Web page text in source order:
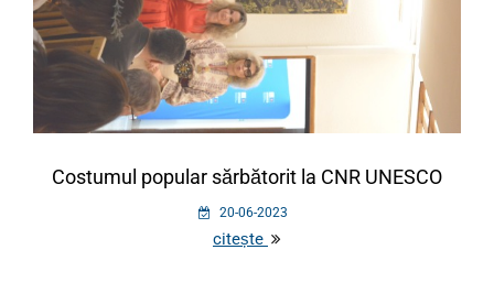
Costumul popular sărbătorit la CNR UNESCO
20-06-2023
citește